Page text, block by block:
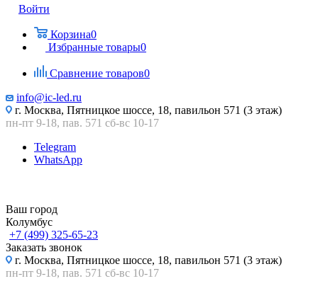
Войти
Корзина0
Избранные товары0
Сравнение товаров0
info@ic-led.ru
г. Москва, Пятницкое шоссе, 18, павильон 571 (3 этаж)
пн-пт 9-18, пав. 571 сб-вс 10-17
Telegram
WhatsApp
Ваш город
Колумбус
+7 (499) 325-65-23
Заказать звонок
г. Москва, Пятницкое шоссе, 18, павильон 571 (3 этаж)
пн-пт 9-18, пав. 571 сб-вс 10-17